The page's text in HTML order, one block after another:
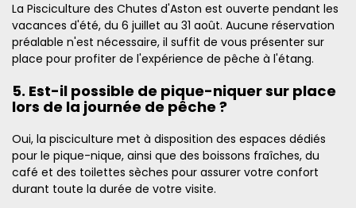
La Pisciculture des Chutes d'Aston est ouverte pendant les
vacances d'été, du 6 juillet au 31 août. Aucune réservation
préalable n'est nécessaire, il suffit de vous présenter sur
place pour profiter de l'expérience de pêche à l'étang.
5. Est-il possible de pique-niquer sur place
lors de la journée de pêche ?
Oui, la pisciculture met à disposition des espaces dédiés
pour le pique-nique, ainsi que des boissons fraîches, du
café et des toilettes sèches pour assurer votre confort
durant toute la durée de votre visite.